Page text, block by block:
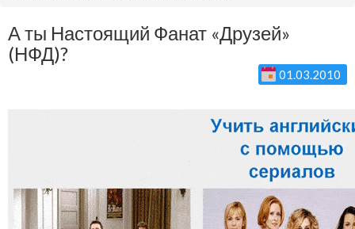
А ты Настоящий Фанат «Друзей»
(НФД)?
01.03.2010